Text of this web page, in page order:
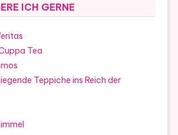
ICH GERNE
Tea
Teppiche ins Reich der